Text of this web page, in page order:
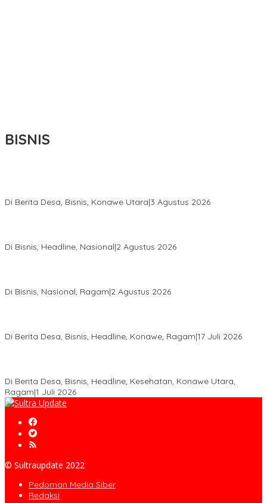
BISNIS
Di Berita Desa, Bisnis, Konawe Utara|3 Agustus 2026
Di Bisnis, Headline, Nasional|2 Agustus 2026
Di Bisnis, Nasional, Ragam|2 Agustus 2026
Di Berita Desa, Bisnis, Headline, Konawe, Ragam|17 Juli 2026
Di Berita Desa, Bisnis, Headline, Kesehatan, Konawe Utara,
Ragam|1 Juli 2026
© Sultraupdate 2022
Pedoman Media Siber
Redaksi